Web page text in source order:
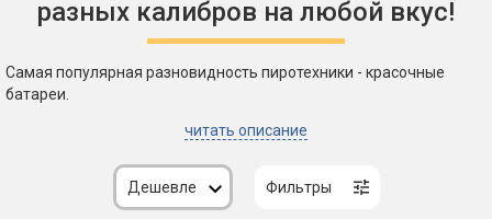
разных калибров на любой вкус!
Самая популярная разновидность пиротехники - красочные
батареи.
читать описание
Дешевле Фильтры